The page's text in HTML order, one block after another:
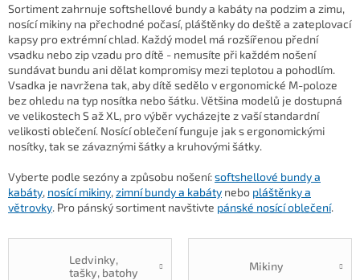
Sortiment zahrnuje softshellové bundy a kabáty na podzim a zimu,
nosící mikiny na přechodné počasí, pláštěnky do deště a zateplovací
kapsy pro extrémní chlad. Každý model má rozšířenou přední
vsadku nebo zip vzadu pro dítě - nemusíte při každém nošení
sundávat bundu ani dělat kompromisy mezi teplotou a pohodlím.
Vsadka je navržena tak, aby dítě sedělo v ergonomické M-poloze
bez ohledu na typ nosítka nebo šátku. Většina modelů je dostupná
ve velikostech S až XL, pro výběr vycházejte z vaší standardní
velikosti oblečení. Nosící oblečení funguje jak s ergonomickými
nosítky, tak se závaznými šátky a kruhovými šátky.
Vyberte podle sezóny a způsobu nošení:softshellové bundy a
kabáty, nosící mikiny, zimní bundy a kabáty nebo pláštěnky a
větrovky. Pro pánský sortiment navštivte pánské nosící oblečení.
Ledvinky,
tašky, batohy
Mikiny